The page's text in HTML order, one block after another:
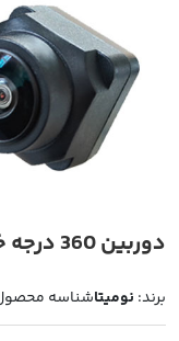
دوربین 360 درجه خودرو نویمتا
برند: نومیتاشناسه